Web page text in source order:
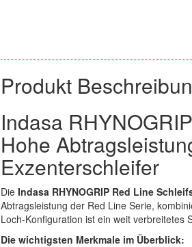
Produkt
Indasa
Hohe
Exzenterschleifer
Die Indasa RHYNOGRIP Red Line
Abtragsleistung der Red Line Serie,
Loch-Konfiguration ist ein weit verbreitetes
Die wichtigsten Merkmale im Überblick: